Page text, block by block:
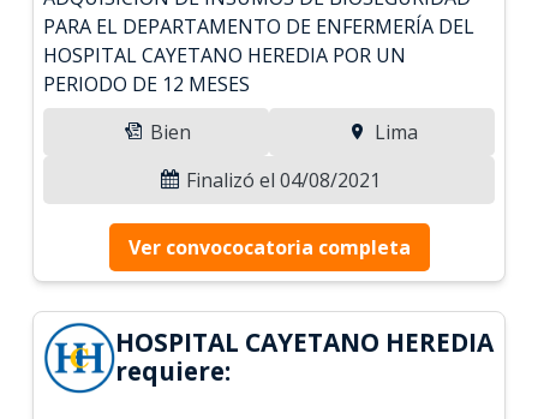
PARA EL DEPARTAMENTO DE ENFERMERÍA DEL
HOSPITAL CAYETANO HEREDIA POR UN
PERIODO DE 12 MESES
Bien
Lima
Finalizó el 04/08/2021
Ver convococatoria completa
HOSPITAL CAYETANO HEREDIA
requiere: